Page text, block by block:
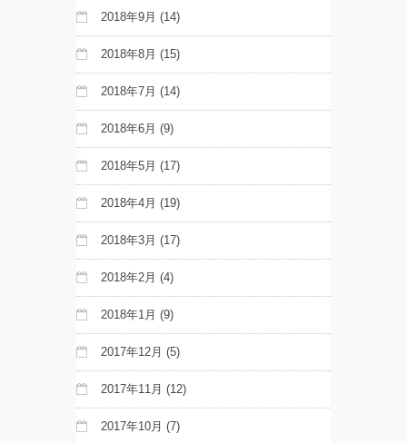
2018年9月 (14)
2018年8月 (15)
2018年7月 (14)
2018年6月 (9)
2018年5月 (17)
2018年4月 (19)
2018年3月 (17)
2018年2月 (4)
2018年1月 (9)
2017年12月 (5)
2017年11月 (12)
2017年10月 (7)